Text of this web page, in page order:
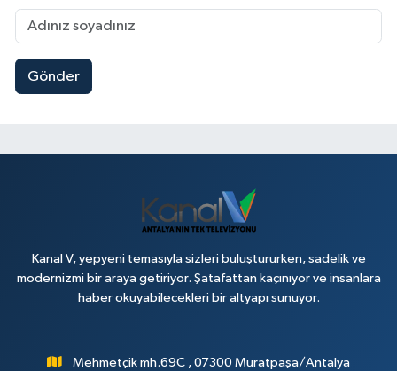
Gönder
Kanal V, yepyeni temasıyla sizleri buluştururken, sadelik ve
modernizmi bir araya getiriyor. Şatafattan kaçınıyor ve insanlara
haber okuyabilecekleri bir altyapı sunuyor.
Mehmetçik mh.69C , 07300 Muratpaşa/Antalya